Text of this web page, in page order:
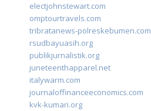
electjohnstewart.com
omptourtravels.com
tribratanews-polreskebumen.com
rsudbayuasih.org
publikjurnalistik.org
juneteenthapparel.net
italywarm.com
journaloffinanceeconomics.com
kvk-kumari.org